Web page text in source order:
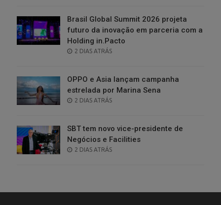
Brasil Global Summit 2026 projeta
futuro da inovação em parceria com a
Holding in.Pacto
POSTED
2 DIAS ATRÁS
OPPO e Asia lançam campanha
estrelada por Marina Sena
POSTED
2 DIAS ATRÁS
SBT tem novo vice-presidente de
Negócios e Facilities
POSTED
2 DIAS ATRÁS